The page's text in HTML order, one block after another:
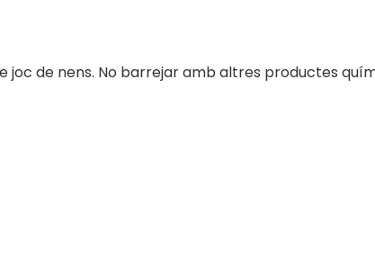
joc de nens. No barrejar amb altres productes